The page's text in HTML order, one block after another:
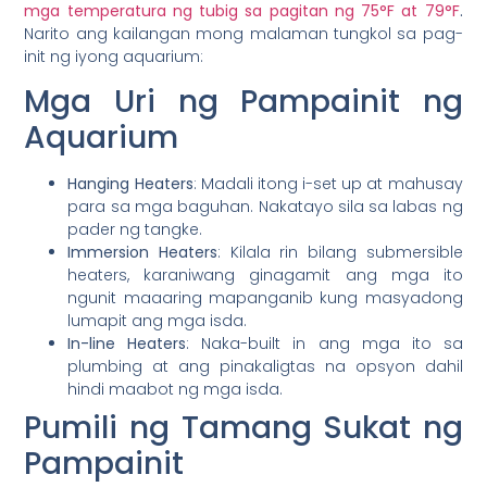
mga temperatura ng tubig sa pagitan ng 75°F at 79°F.
Narito ang kailangan mong malaman tungkol sa pag-
init ng iyong aquarium:
Mga Uri ng Pampainit ng
Aquarium
Hanging Heaters: Madali itong i-set up at mahusay
para sa mga baguhan. Nakatayo sila sa labas ng
pader ng tangke.
Immersion Heaters: Kilala rin bilang submersible
heaters, karaniwang ginagamit ang mga ito
ngunit maaaring mapanganib kung masyadong
lumapit ang mga isda.
In-line Heaters: Naka-built in ang mga ito sa
plumbing at ang pinakaligtas na opsyon dahil
hindi maabot ng mga isda.
Pumili ng Tamang Sukat ng
Pampainit